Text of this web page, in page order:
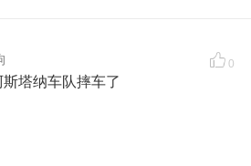
0
塔纳车队摔车了